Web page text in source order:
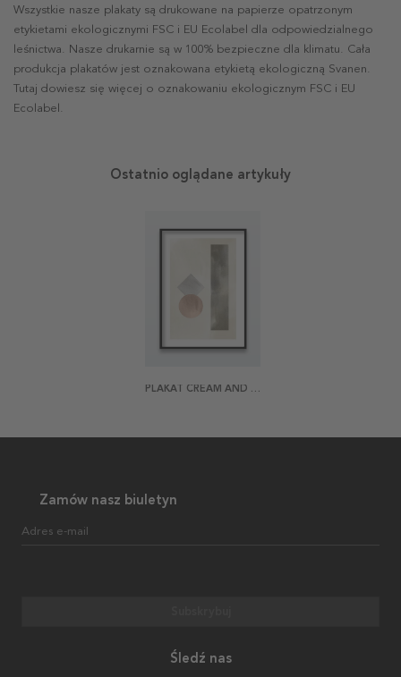
Wszystkie nasze plakaty są drukowane na papierze opatrzonym
etykietami ekologicznymi FSC i EU Ecolabel dla odpowiedzialnego
leśnictwa. Nasze drukarnie są w 100% bezpieczne dla klimatu. Cała
produkcja plakatów jest oznakowana etykietą ekologiczną Svanen.
Tutaj dowiesz się więcej o oznakowaniu ekologicznym FSC i EU
Ecolabel.
Ostatnio oglądane artykuły
PLAKAT CREAM AND PEPPER
Zamów nasz biuletyn
Adres e-mail
Śledź nas